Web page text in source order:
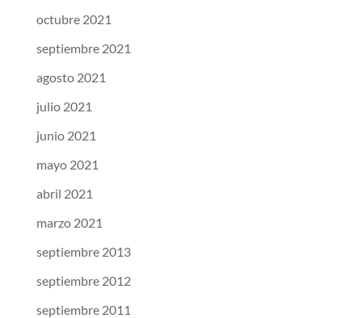
octubre 2021
septiembre 2021
agosto 2021
julio 2021
junio 2021
mayo 2021
abril 2021
marzo 2021
septiembre 2013
septiembre 2012
septiembre 2011